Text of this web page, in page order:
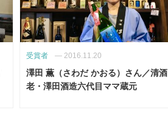
受賞者 — 2016.11.20
澤田 薫（さわだ かおる）さん／清
老・澤田酒造六代目ママ蔵元